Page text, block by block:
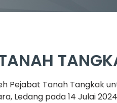
Pejabat Tanah Tangkak
Ledang pada 14 Julai